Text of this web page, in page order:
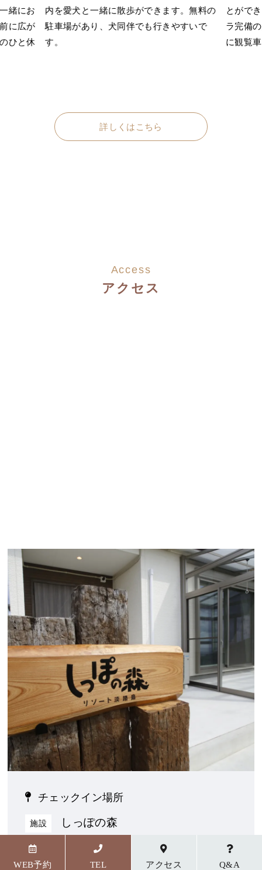
無料の
いで
とができます。下り側にはペット用ゴンド
ラ完備の大観覧車があるので、愛犬と一緒
に観覧車を楽しめます。
るモリ
食事頂
る大芝
詳しくはこちら
Access
アクセス
チェックイン場所
施設 しっぽの森
〒656-1727 兵庫県淡路市野島貴船23番地5
WEB予約
TEL アクセス Q&A